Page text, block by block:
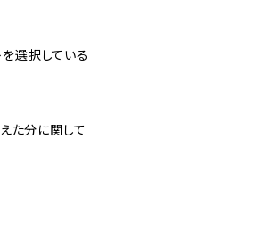
選択している
た分に関して